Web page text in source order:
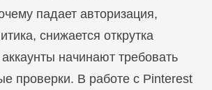
падает авторизация,
снижается открутка
начинают требовать
проверки. В работе с Pinterest